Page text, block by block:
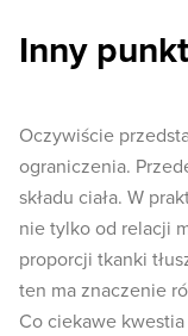
Inny
Oczywiście
ograniczenia.
składu ciała. W
nie tylko od relacji
proporcji tkanki
ten ma znaczenie
Co ciekawe